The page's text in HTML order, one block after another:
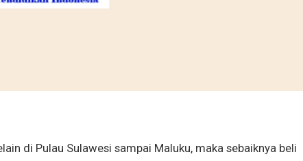
di Pulau Sulawesi sampai Maluku, maka sebaiknya beli